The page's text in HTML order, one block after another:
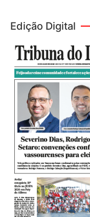
Edição Digital